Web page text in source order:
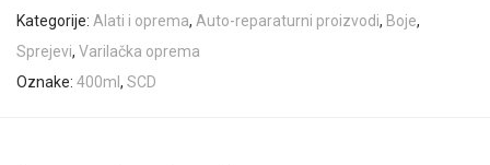
Kategorije: Alati i oprema, Auto-reparaturni proizvodi, Boje,
Sprejevi, Varilačka oprema
Oznake: 400ml , SCD